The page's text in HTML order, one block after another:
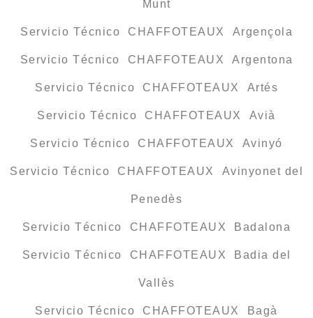
Munt
Servicio Técnico CHAFFOTEAUX Argençola
Servicio Técnico CHAFFOTEAUX Argentona
Servicio Técnico CHAFFOTEAUX Artés
Servicio Técnico CHAFFOTEAUX Avià
Servicio Técnico CHAFFOTEAUX Avinyó
Servicio Técnico CHAFFOTEAUX Avinyonet del
Penedès
Servicio Técnico CHAFFOTEAUX Badalona
Servicio Técnico CHAFFOTEAUX Badia del
Vallès
Servicio Técnico CHAFFOTEAUX Bagà